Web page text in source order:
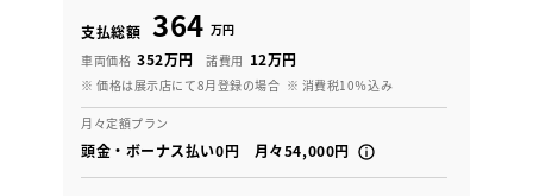
支払総額 364 万円
車両価格 352万円 諸費用 12万円
※ 価格は展示店にて8月登録の場合 ※ 消費税10％込み
月々定額プラン
頭金・ボーナス払い0円 月々54,000円